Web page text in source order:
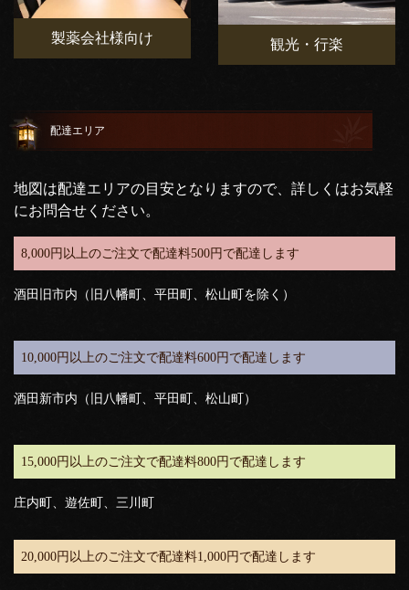
製薬会社様向け 観光・行楽
配達エリア
地図は配達エリアの目安となりますので、詳しくはお気軽
にお問合せください。
8,000円以上のご注文で配達料500円で配達します
酒田旧市内（旧八幡町、平田町、松山町を除く）
10,000円以上のご注文で配達料600円で配達します
酒田新市内（旧八幡町、平田町、松山町）
15,000円以上のご注文で配達料800円で配達します
庄内町、遊佐町、三川町
20,000円以上のご注文で配達料1,000円で配達します